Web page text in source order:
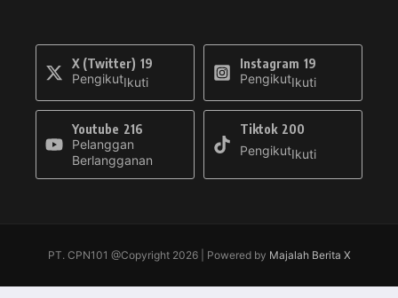
X (Twitter) 19
PengikutIkuti
Instagram 19
PengikutIkuti
Youtube 216
Pelanggan
Berlangganan
Tiktok 200
PengikutIkuti
PT. CPN101 @Copyright 2026 | Powered by Majalah Berita X